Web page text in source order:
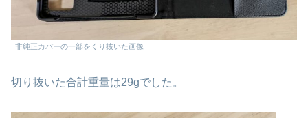
非純正カバーの一部をくり抜いた画像
切り抜いた合計重量は29gでした。